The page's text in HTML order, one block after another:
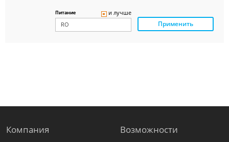
Интурист
Питание и лучше
Применить
Компания Возможности